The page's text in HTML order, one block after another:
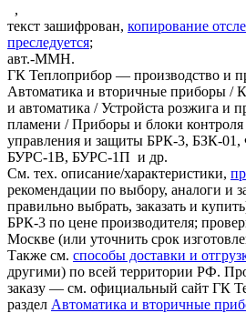
,
текст зашифрован, копирование
преследуется;
авт.-ММН.
ГК Теплоприбор — производство и
Автоматика и вторичные приборы /
и автоматика / Устройста розжига и
пламени / Приборы и блоки контроля
управления и защиты БРК-3, БЗК-
БУРС-1В, БУРС-1П и др.
См. тех. описание/характеристики,
рекомендации по выбору, аналоги и
правильно выбрать, заказать и
БРК-3 по цене производителя;
Москве (или уточнить срок
Также см. способы доставки и
другими) по всей территории РФ.
заказу — см. официальный сайт ГК
раздел Автоматика и вторичные